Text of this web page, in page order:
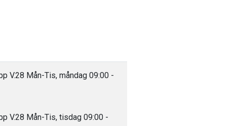
V.28 Mån-Tis, måndag 09:00 -
V.28 Mån-Tis, tisdag 09:00 -